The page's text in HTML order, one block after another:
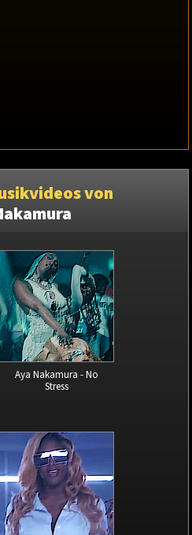
von
Aya Nakamura - No
Stress